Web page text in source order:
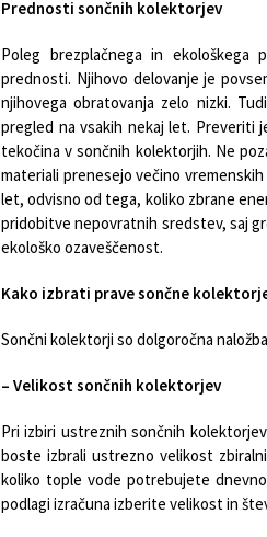
Prednosti sončnih kolektorjev
Poleg brezplačnega in ekološkega
prednosti. Njihovo delovanje je
njihovega obratovanja zelo nizki.
pregled na vsakih nekaj let. Preveriti
tekočina v sončnih kolektorjih. Ne
materiali prenesejo večino
let, odvisno od tega, koliko zbrane
pridobitve nepovratnih sredstev, saj
ekološko ozaveščenost.
Kako izbrati prave sončne
Sončni kolektorji so dolgoročna
– Velikost sončnih kolektorjev
Pri izbiri ustreznih sončnih
boste izbrali ustrezno velikost
koliko tople vode potrebujete
podlagi izračuna izberite velikost in